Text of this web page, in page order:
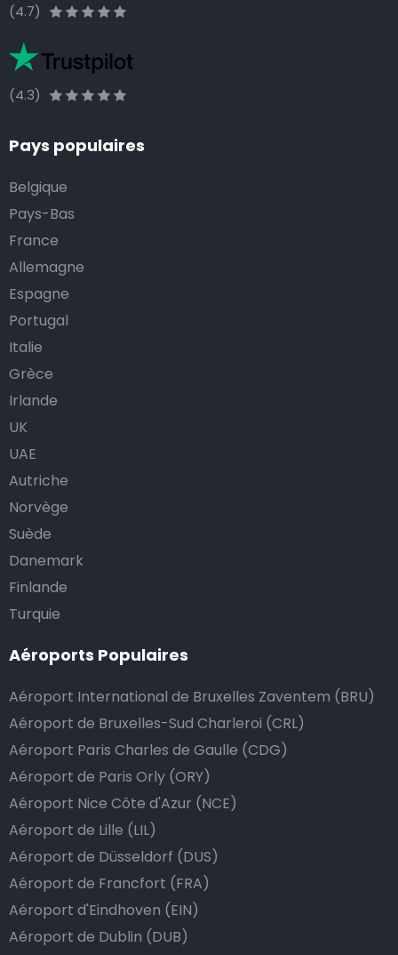
(4.7)
(4.3)
Pays populaires
Belgique
Pays-Bas
France
Allemagne
Espagne
Portugal
Italie
Grèce
Irlande
UK
UAE
Autriche
Norvège
Suède
Danemark
Finlande
Turquie
Aéroports Populaires
Aéroport International de Bruxelles Zaventem (BRU)
Aéroport de Bruxelles-Sud Charleroi (CRL)
Aéroport Paris Charles de Gaulle (CDG)
Aéroport de Paris Orly (ORY)
Aéroport Nice Côte d'Azur (NCE)
Aéroport de Lille (LIL)
Aéroport de Düsseldorf (DUS)
Aéroport de Francfort (FRA)
Aéroport d'Eindhoven (EIN)
Aéroport de Dublin (DUB)